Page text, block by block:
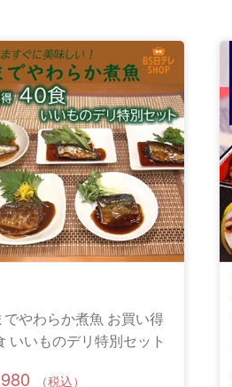
でやわらか煮魚 お買い得
いいものデリ特別セット